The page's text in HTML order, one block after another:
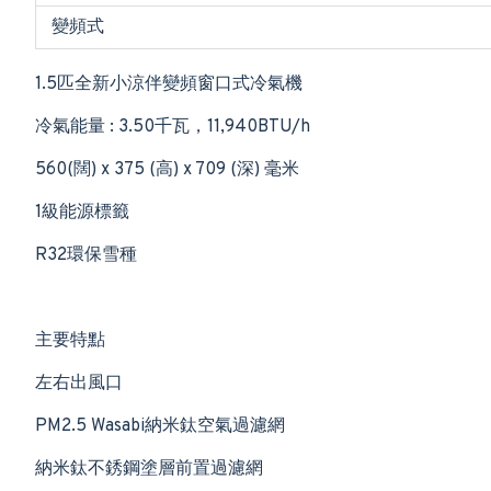
變頻式
1.5匹全新小涼伴變頻窗口式冷氣機
冷氣能量 : 3.50千瓦，11,940BTU/h
560(闊) x 375 (高) x 709 (深) 毫米
1級能源標籤
R32環保雪種
主要特點
左右出風口
PM2.5 Wasabi納米鈦空氣過濾網
納米鈦不銹鋼塗層前置過濾網